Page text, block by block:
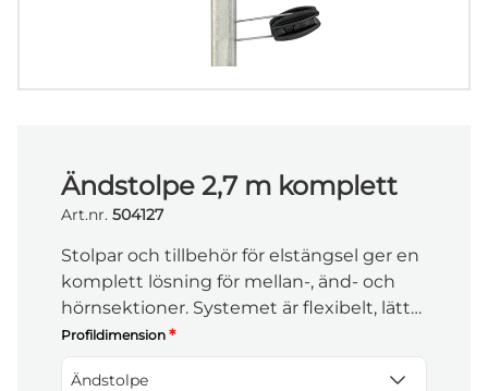
Ändstolpe 2,7 m komplett
Art.nr. 504127
Stolpar och tillbehör för elstängsel ger en
komplett lösning för mellan-, änd- och
hörnsektioner. Systemet är flexibelt, lätt
att anpassa och byggt för stabil och
långvarig användning.
Profildimension *
Ändstolpe